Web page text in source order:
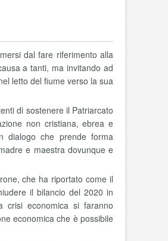
dal fare riferimento alla
a tanti, ma invitando ad
letto del fiume verso la sua
di sostenere il Patriarcato
non cristiana, ebrea e
dialogo che prende forma
e maestra dovunque e
che ha riportato come il
il bilancio del 2020 in
crisi economica si faranno
economica che è possibile